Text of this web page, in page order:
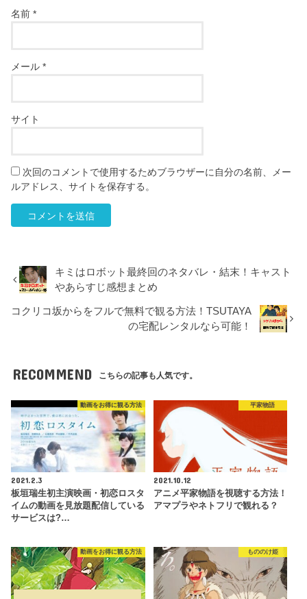
名前*
メール*
サイト
次回のコメントで使用するためブラウザーに自分の名前、メー
ルアドレス、サイトを保存する。
キミはロボット最終回のネタバレ・結末！キャスト
やあらすじ感想まとめ
コクリコ坂からをフルで無料で観る方法！TSUTAYA
の宅配レンタルなら可能！
RECOMMEND こちらの記事も人気です。
動画をお得に観る方法
2021.2.3
板垣瑞生初主演映画・初恋ロスタ
イムの動画を見放題配信している
サービスは?…
平家物語
2021.10.12
アニメ平家物語を視聴する方法！
アマプラやネトフリで観れる？
動画をお得に観る方法 もののけ姫